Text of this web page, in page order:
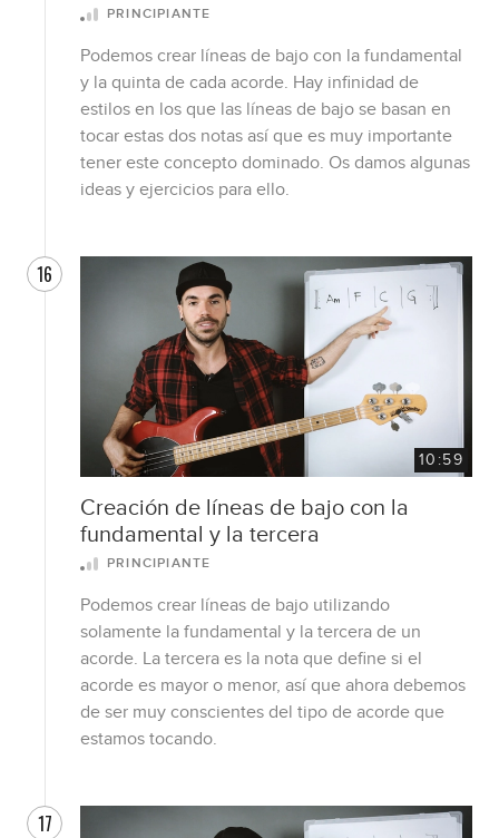
PRINCIPIANTE
Podemos crear líneas de bajo con la fundamental
y la quinta de cada acorde. Hay infinidad de
estilos en los que las líneas de bajo se basan en
tocar estas dos notas así que es muy importante
tener este concepto dominado. Os damos algunas
ideas y ejercicios para ello.
16
10:59
Creación de líneas de bajo con la
fundamental y la tercera
PRINCIPIANTE
Podemos crear líneas de bajo utilizando
solamente la fundamental y la tercera de un
acorde. La tercera es la nota que define si el
acorde es mayor o menor, así que ahora debemos
de ser muy conscientes del tipo de acorde que
estamos tocando.
17